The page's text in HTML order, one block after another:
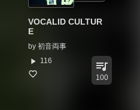
VOCALID CULTUR
E
by 初音両事
play_arrow 116 queue_music
100